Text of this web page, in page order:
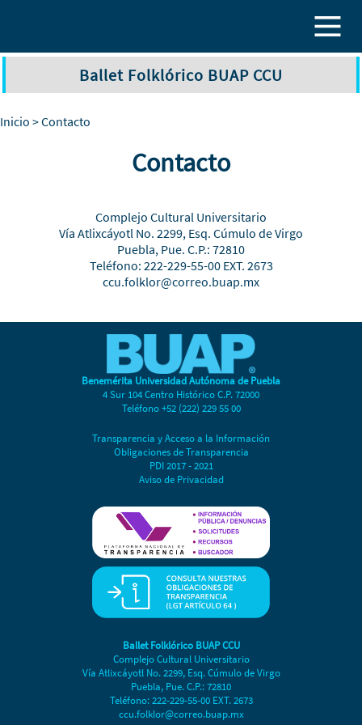
Ballet Folklórico BUAP CCU
Inicio > Contacto
Contacto
Complejo Cultural Universitario
Vía Atlixcáyotl No. 2299, Esq. Cúmulo de Virgo
Puebla, Pue. C.P.: 72810
Teléfono: 222-229-55-00 EXT. 2673
ccu.folklor@correo.buap.mx
Benemérita Universidad Autónoma de Puebla
4 Sur 104 Centro Histórico C.P. 72000
Teléfono +52 (222) 229 55 00
Transparencia y Acceso a la Información
Obligaciones de Transparencia
PDI 2017 - 2021
Aviso de Privacidad
Ballet Folklórico BUAP CCU
Complejo Cultural Universitario
Vía Atlixcáyotl No. 2299, Esq. Cúmulo de Virgo
Puebla, Pue. C.P.: 72810
Teléfono: 222-229-55-00 EXT. 2673
ccu.folklor@correo.buap.mx